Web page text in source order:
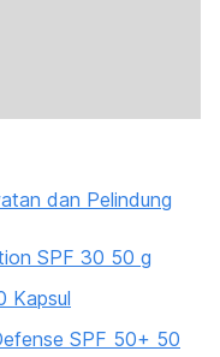
dan Pelindung
SPF 30 50 g
Kapsul
SPF 50+ 50